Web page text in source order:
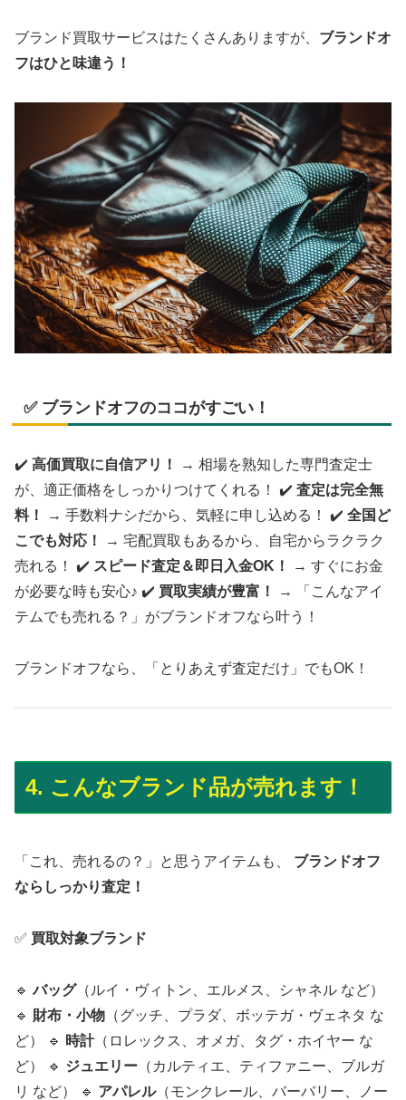
ブランド買取サービスはたくさんありますが、 ブランドオ
フはひと味違う！
✅ ブランドオフのココがすごい！
✔️ 高価買取に自信アリ！
→ 相場を熟知した専門査定士
が、適正価格をしっかりつけてくれる！ ✔️ 査定は完全無
料！
→ 手数料ナシだから、気軽に申し込める！ ✔️ 全国ど
こでも対応！
→ 宅配買取もあるから、自宅からラクラク
売れる！ ✔️ スピード査定＆即日入金OK！
→ すぐにお金
が必要な時も安心♪ ✔️ 買取実績が豊富！
→ 「こんなアイ
テムでも売れる？」がブランドオフなら叶う！
ブランドオフなら、「とりあえず査定だけ」でもOK！
4. こんなブランド品が売れます！
「これ、売れるの？」と思うアイテムも、 ブランドオフ
ならしっかり査定！
✅ 買取対象ブランド
🔹バッグ（ルイ・ヴィトン、エルメス、シャネル など）
🔹 財布・小物 （グッチ、プラダ、ボッテガ・ヴェネタ な
ど） 🔹 時計（ロレックス、オメガ、タグ・ホイヤー な
ど） 🔹 ジュエリー （カルティエ、ティファニー、ブルガ
リ など） 🔹 アパレル（モンクレール、バーバリー、ノー